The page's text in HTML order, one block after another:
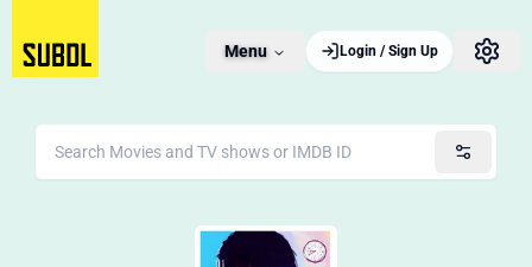
Menu Login / Sign Up